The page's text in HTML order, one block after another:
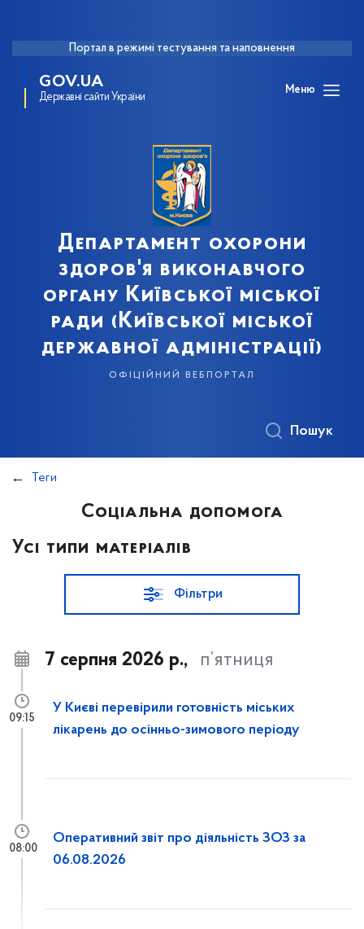
Портал в режимі тестування та наповнення
GOV.UA
Державні сайти України
Меню
Департамент охорони
здоров'я виконавчого
органу Київської міської
ради (Київської міської
державної адміністрації)
офіційний вебпортал
Пошук
Теги
Соціальна допомога
Усі типи матеріалів
Фільтри
7 серпня 2026 р., п’ятниця
У Києві перевірили готовність міських
лікарень до осінньо-зимового періоду
09:15
Оперативний звіт про діяльність ЗОЗ за
06.08.2026
08:00